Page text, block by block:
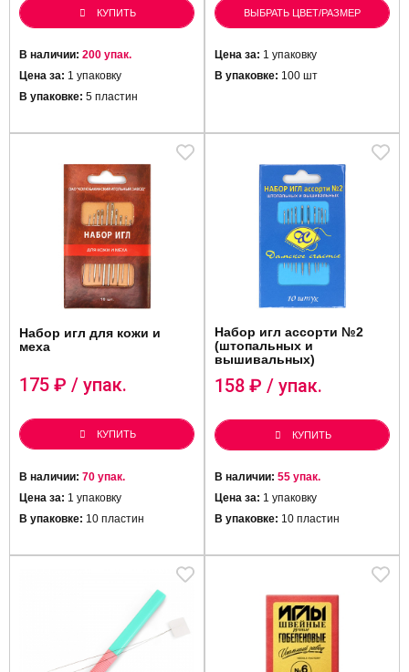
КУПИТЬ
В наличии: 200 упак.
Цена за: 1 упаковку
В упаковке: 5 пластин
ВЫБРАТЬ ЦВЕТ/РАЗМЕР
Цена за: 1 упаковку
В упаковке: 100 шт
Набор игл для кожи и
меха
175 ₽ / упак.
КУПИТЬ
В наличии: 70 упак.
Цена за: 1 упаковку
В упаковке: 10 пластин
Набор игл ассорти №2
(штопальных и
вышивальных)
158 ₽ / упак.
КУПИТЬ
В наличии: 55 упак.
Цена за: 1 упаковку
В упаковке: 10 пластин